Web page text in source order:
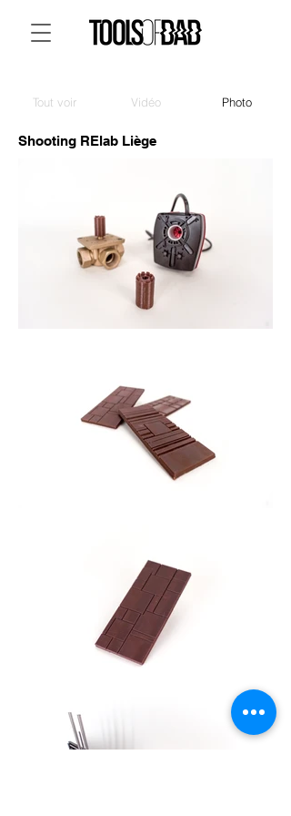
Tout voir Vidéo Photo
Shooting RElab Liège